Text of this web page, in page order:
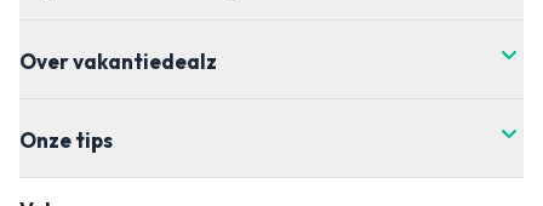
Over vakantiedealz
Onze tips